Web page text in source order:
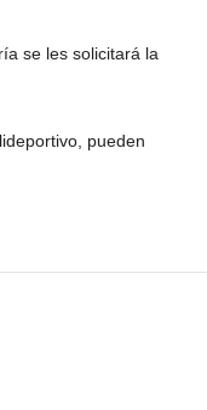
se les solicitará la
pueden